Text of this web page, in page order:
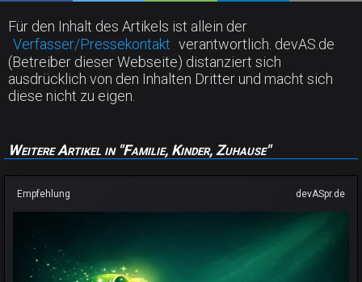
Für den Inhalt des Artikels ist allein der
Verfasser/Pressekontakt verantwortlich. devAS.de
(Betreiber dieser Webseite) distanziert sich
ausdrücklich von den Inhalten Dritter und macht sich
diese nicht zu eigen.
Weitere Artikel in "Familie, Kinder, Zuhause"
Empfehlung devASpr.de